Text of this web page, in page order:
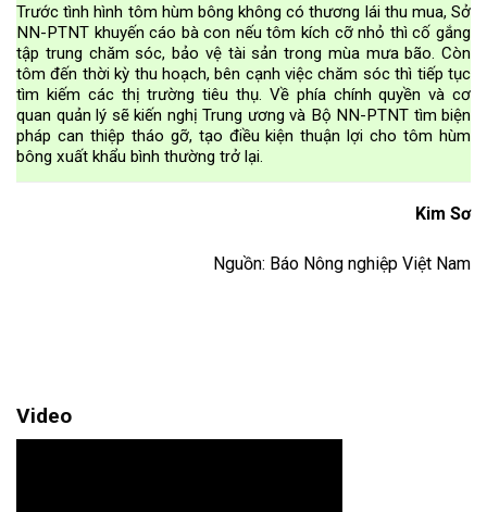
Trước tình hình tôm hùm bông không có thương lái thu mua, Sở
NN-PTNT khuyến cáo bà con nếu tôm kích cỡ nhỏ thì cố gắng
tập trung chăm sóc, bảo vệ tài sản trong mùa mưa bão. Còn
tôm đến thời kỳ thu hoạch, bên cạnh việc chăm sóc thì tiếp tục
tìm kiếm các thị trường tiêu thụ. Về phía chính quyền và cơ
quan quản lý sẽ kiến nghị Trung ương và Bộ NN-PTNT tìm biện
pháp can thiệp tháo gỡ, tạo điều kiện thuận lợi cho tôm hùm
bông xuất khẩu bình thường trở lại.
Kim Sơ
Nguồn: Báo Nông nghiệp Việt Nam
Video